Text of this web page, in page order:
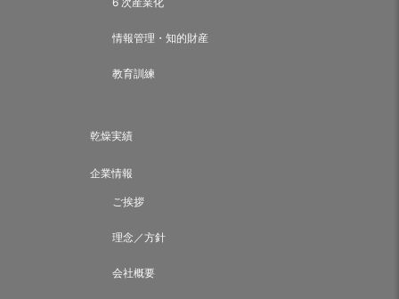
情報管理・知的財産
教育訓練
乾燥実績
企業情報
ご挨拶
理念／方針
会社概要